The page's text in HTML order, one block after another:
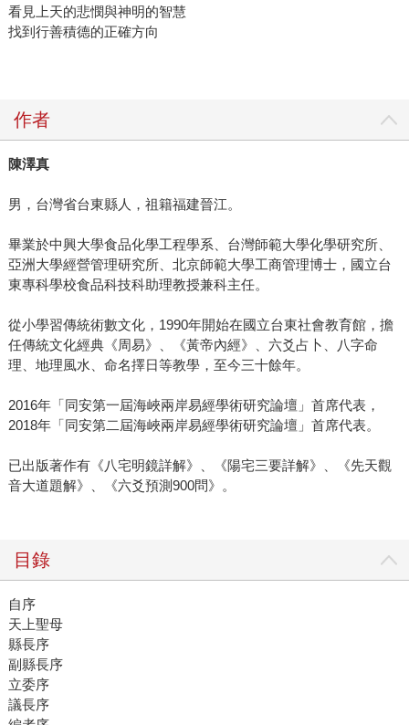
看見上天的悲憫與神明的智慧
找到行善積德的正確方向
作者
陳澤真
男，台灣省台東縣人，祖籍福建晉江。
畢業於中興大學食品化學工程學系、台灣師範大學化學研究所、
亞洲大學經營管理研究所、北京師範大學工商管理博士，國立台
東專科學校食品科技科助理教授兼科主任。
從小學習傳統術數文化，1990年開始在國立台東社會教育館，擔
任傳統文化經典《周易》、《黃帝內經》、六爻占卜、八字命
理、地理風水、命名擇日等教學，至今三十餘年。
2016年「同安第一屆海峽兩岸易經學術研究論壇」首席代表，
2018年「同安第二屆海峽兩岸易經學術研究論壇」首席代表。
已出版著作有《八宅明鏡詳解》、《陽宅三要詳解》、《先天觀
音大道題解》、《六爻預測900問》。
目錄
自序
天上聖母
縣長序
副縣長序
立委序
議長序